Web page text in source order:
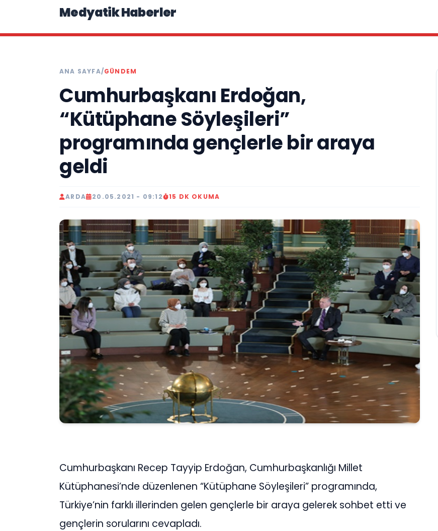
Medyatik Haberler
ANA SAYFA/GÜNDEM
Cumhurbaşkanı Erdoğan,
“Kütüphane Söyleşileri”
programında gençlerle bir araya
geldi
ARDA 20.05.2021 - 09:12 15 DK OKUMA
Cumhurbaşkanı Recep Tayyip Erdoğan, Cumhurbaşkanlığı Millet
Kütüphanesi’nde düzenlenen “Kütüphane Söyleşileri” programında,
Türkiye’nin farklı illerinden gelen gençlerle bir araya gelerek sohbet etti ve
gençlerin sorularını cevapladı.